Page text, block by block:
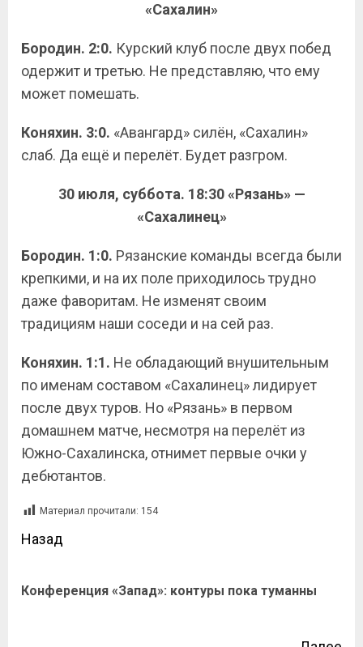
«Сахалин»
Бородин. 2:0. Курский клуб после двух побед
одержит и третью. Не представляю, что ему
может помешать.
Коняхин. 3:0. «Авангард» силён, «Сахалин»
слаб. Да ещё и перелёт. Будет разгром.
30 июля, суббота. 18:30 «Рязань» —
«Сахалинец»
Бородин. 1:0. Рязанские команды всегда были
крепкими, и на их поле приходилось трудно
даже фаворитам. Не изменят своим
традициям наши соседи и на сей раз.
Коняхин. 1:1. Не обладающий внушительным
по именам составом «Сахалинец» лидирует
после двух туров. Но «Рязань» в первом
домашнем матче, несмотря на перелёт из
Южно-Сахалинска, отнимет первые очки у
дебютантов.
Материал прочитали: 154
Назад
Конференция «Запад»: контуры пока туманны